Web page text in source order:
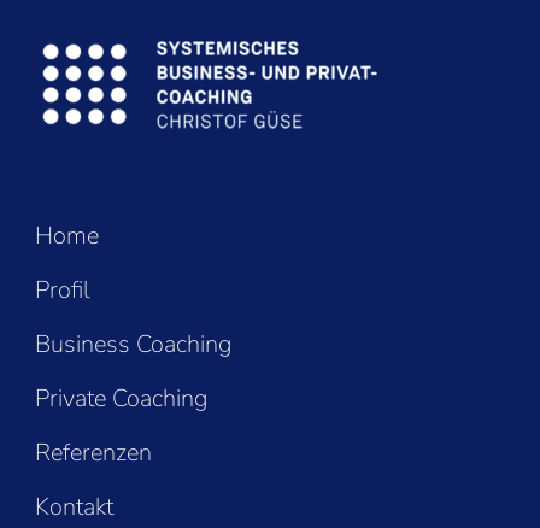
Home
Profil
Business Coaching
Private Coaching
Referenzen
Kontakt